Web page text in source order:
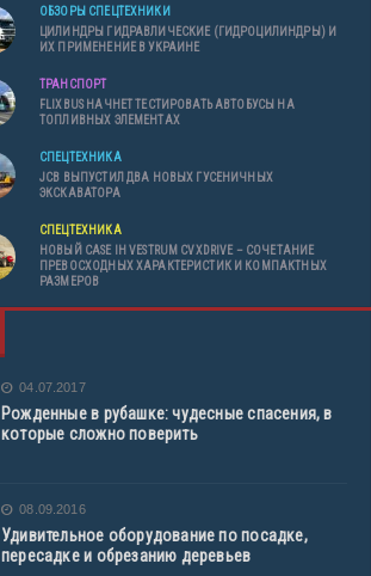
ОБЗОРЫ СПЕЦТЕХНИКИ
ЦИЛИНДРЫ ГИДРАВЛИЧЕСКИЕ (ГИДРОЦИЛИНДРЫ) И
ИХ ПРИМЕНЕНИЕ В УКРАИНЕ
ТРАНСПОРТ
FLIXBUS НАЧНЕТ ТЕСТИРОВАТЬ АВТОБУСЫ НА
ТОПЛИВНЫХ ЭЛЕМЕНТАХ
СПЕЦТЕХНИКА
JCB ВЫПУСТИЛ ДВА НОВЫХ ГУСЕНИЧНЫХ
ЭКСКАВАТОРА
СПЕЦТЕХНИКА
НОВЫЙ CASE IH VESTRUM CVXDRIVE – СОЧЕТАНИЕ
ПРЕВОСХОДНЫХ ХАРАКТЕРИСТИК И КОМПАКТНЫХ
РАЗМЕРОВ
04.07.2017
Рожденные в рубашке: чудесные спасения, в
которые сложно поверить
08.09.2016
Удивительное оборудование по посадке,
пересадке и обрезанию деревьев